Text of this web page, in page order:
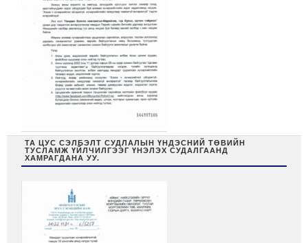
ТА ЦУС СЭЛБЭЛТ СУДЛАЛЫН ҮНДЭСНИЙ ТӨВИЙН
ТУСЛАМЖ ҮЙЛЧИЛГЭЭГ ҮНЭЛЭХ СУДАЛГААНД
ХАМРАГДАНА УУ.